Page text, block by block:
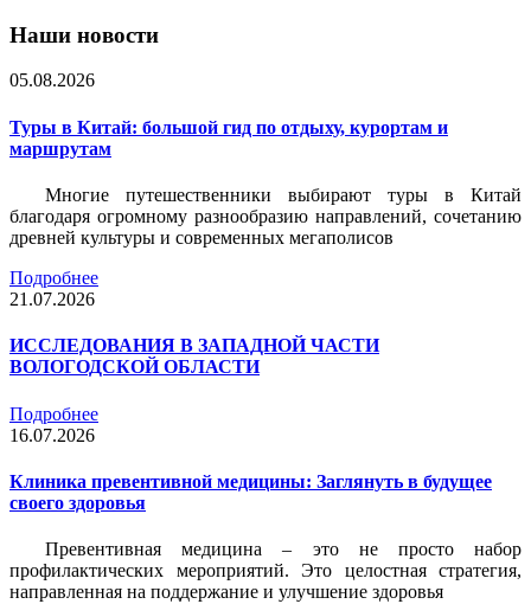
Наши новости
05.08.2026
Туры в Китай: большой гид по отдыху, курортам и
маршрутам
Многие путешественники выбирают туры в Китай
благодаря огромному разнообразию направлений, сочетанию
древней культуры и современных мегаполисов
Подробнее
21.07.2026
ИССЛЕДОВАНИЯ В ЗАПАДНОЙ ЧАСТИ
ВОЛОГОДСКОЙ ОБЛАСТИ
Подробнее
16.07.2026
Клиника превентивной медицины: Заглянуть в будущее
своего здоровья
Превентивная медицина – это не просто набор
профилактических мероприятий. Это целостная стратегия,
направленная на поддержание и улучшение здоровья